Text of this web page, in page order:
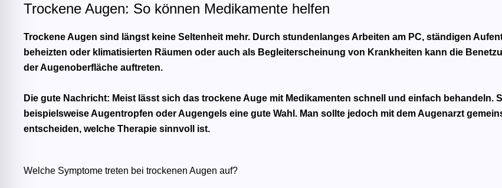
Trockene Augen: So können Medikamente helfen
Trockene Augen sind längst keine Seltenheit mehr. Durch stundenlanges Arbeiten am PC, ständigen
beheizten oder klimatisierten Räumen oder auch als Begleiterscheinung von Krankheiten kann die
der Augenoberfläche auftreten.
Die gute Nachricht: Meist lässt sich das trockene Auge mit Medikamenten schnell und einfach behandeln.
beispielsweise Augentropfen oder Augengels eine gute Wahl. Man sollte jedoch mit dem Augenarzt
entscheiden, welche Therapie sinnvoll ist.
Welche Symptome treten bei trockenen Augen auf?